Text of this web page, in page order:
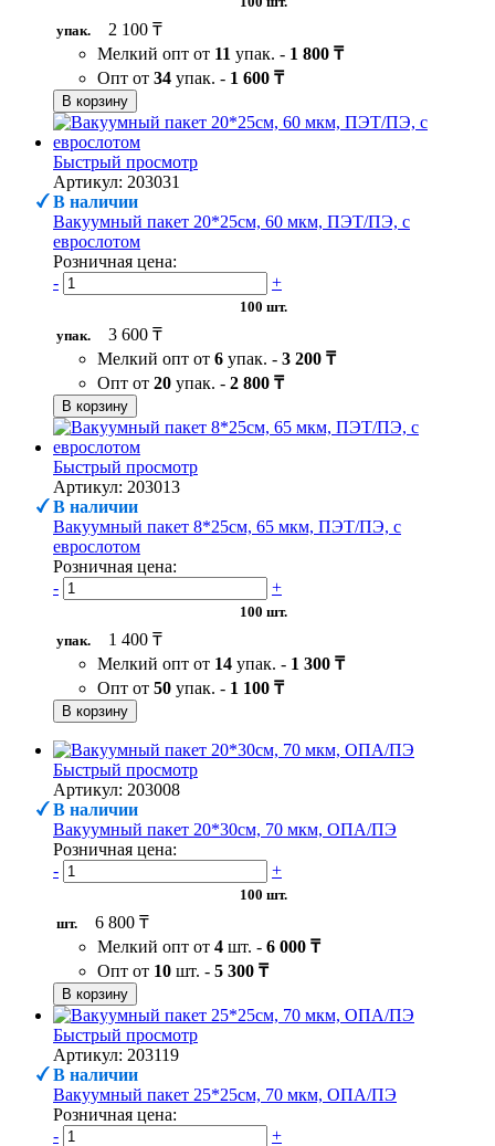
упак.
2 100 ₸
Мелкий опт от 11 упак. - 1 800 ₸
Опт от 34 упак. - 1 600 ₸
В корзину
Быстрый просмотр
Артикул: 203031
В наличии
Вакуумный пакет 20*25см, 60 мкм, ПЭТ/ПЭ, с
еврослотом
Розничная цена:
-
+
100 шт.
упак.
3 600 ₸
Мелкий опт от 6 упак. - 3 200 ₸
Опт от 20 упак. - 2 800 ₸
В корзину
Быстрый просмотр
Артикул: 203013
В наличии
Вакуумный пакет 8*25см, 65 мкм, ПЭТ/ПЭ, с
еврослотом
Розничная цена:
-
+
100 шт.
упак.
1 400 ₸
Мелкий опт от 14 упак. - 1 300 ₸
Опт от 50 упак. - 1 100 ₸
В корзину
Быстрый просмотр
Артикул: 203008
В наличии
Вакуумный пакет 20*30см, 70 мкм, ОПА/ПЭ
Розничная цена:
-
+
100 шт.
шт.
6 800 ₸
Мелкий опт от 4 шт. - 6 000 ₸
Опт от 10 шт. - 5 300 ₸
В корзину
Быстрый просмотр
Артикул: 203119
В наличии
Вакуумный пакет 25*25см, 70 мкм, ОПА/ПЭ
Розничная цена:
-
+